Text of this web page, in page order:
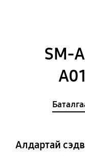
SM-
Алдартай